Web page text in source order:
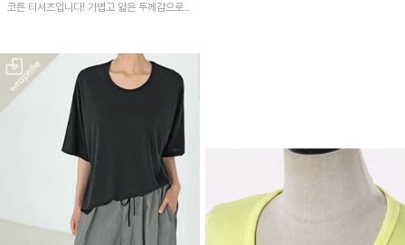
코튼 티셔츠입니다! 가볍고 얇은 두께감으로